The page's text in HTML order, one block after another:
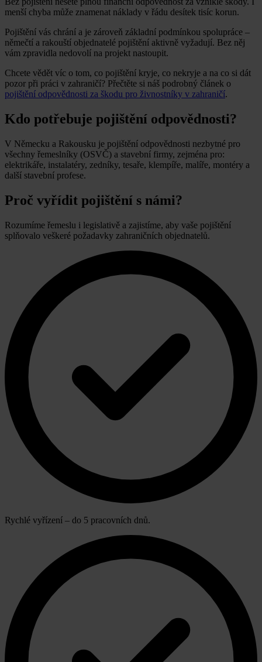
menší chyba může znamenat náklady v řádu desítek tisíc korun.
Pojištění vás chrání a je zároveň základní podmínkou spolupráce –
němečtí a rakouští objednatelé pojištění aktivně vyžadují. Bez něj
vám zpravidla nedovolí na projekt nastoupit.
Chcete vědět víc o tom, co pojištění kryje, co nekryje a na co si dát
pozor při práci v zahraničí? Přečtěte si náš podrobný článek o
pojištění odpovědnosti za škodu pro živnostníky v zahraničí.
Kdo potřebuje pojištění odpovědnosti?
V Německu a Rakousku je pojištění odpovědnosti nezbytné pro
všechny řemeslníky (OSVČ) a stavební firmy, zejména pro:
elektrikáře, instalatéry, zedníky, tesaře, klempíře, malíře, montéry a
další stavební profese.
Proč vyřídit pojištění s námi?
Rozumíme řemeslu i legislativě a zajistíme, aby vaše pojištění
splňovalo veškeré požadavky zahraničních objednatelů.
Rychlé vyřízení – do 5 pracovních dnů.